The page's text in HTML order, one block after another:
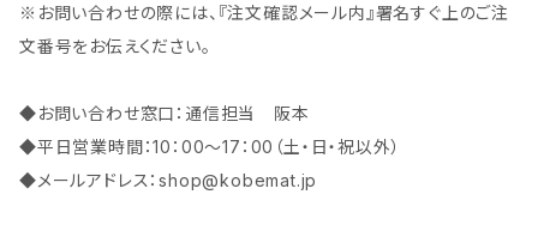
※お問い合わせの際には、『注文確認メール内』署名すぐ上のご注
文番号をお伝えください。
◆お問い合わせ窓口：通信担当 阪本
◆平日営業時間：10：00～17：00（土・日・祝以外）
◆メールアドレス：shop@kobemat.jp